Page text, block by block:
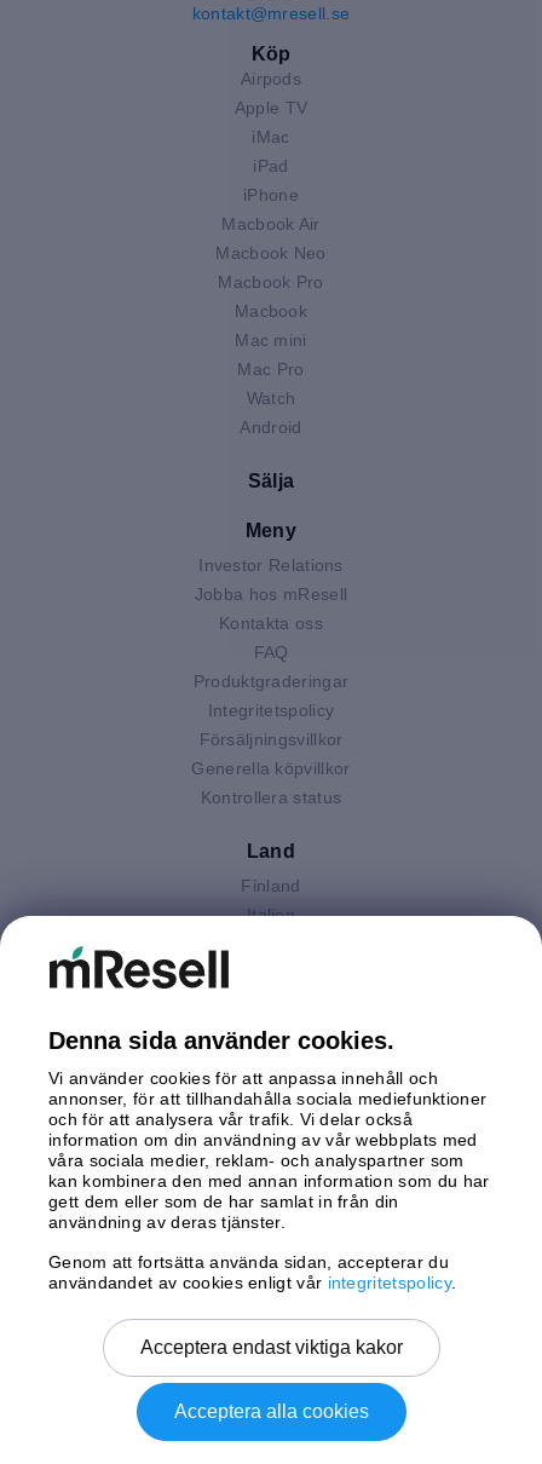
kontakt@mresell.se
Köp
Airpods
Apple TV
iMac
iPad
iPhone
Macbook Air
Macbook Neo
Macbook Pro
Macbook
Mac mini
Mac Pro
Watch
Android
Sälja
Meny
Investor Relations
Jobba hos mResell
Kontakta oss
FAQ
Produktgraderingar
Integritetspolicy
Försäljningsvillkor
Generella köpvillkor
Kontrollera status
Land
Finland
Italien
Storbritannien
Tyskland
Österrike
Betalningar
Leverans av
Copyright © 2026 mResell All rights reserved.
Denna sida använder cookies.
Vi använder cookies för att anpassa innehåll och
annonser, för att tillhandahålla sociala mediefunktioner
och för att analysera vår trafik. Vi delar också
information om din användning av vår webbplats med
våra sociala medier, reklam- och analyspartner som
kan kombinera den med annan information som du har
gett dem eller som de har samlat in från din
användning av deras tjänster.
Genom att fortsätta använda sidan, accepterar du
användandet av cookies enligt vår integritetspolicy.
Acceptera endast viktiga kakor
Acceptera alla cookies